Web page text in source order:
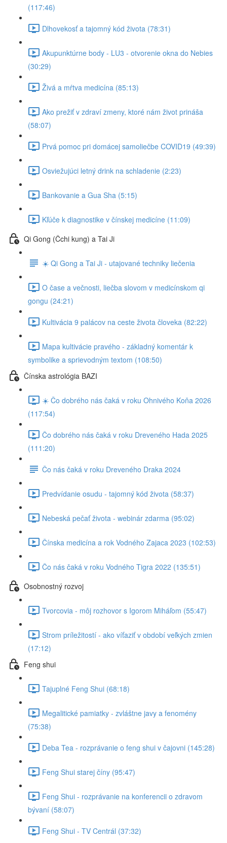
(117:46)
Dlhovekosť a tajomný kód života (78:31)
Akupunktúrne body - LU3 - otvorenie okna do Nebies
(30:29)
Živá a mŕtva medicína (85:13)
Ako prežiť v zdraví zmeny, ktoré nám život prináša
(58:07)
Prvá pomoc pri domácej samoliečbe COVID19 (49:39)
Osviežujúci letný drink na schladenie (2:23)
Bankovanie a Gua Sha (5:15)
Kľúče k diagnostike v čínskej medicíne (11:09)
Qi Gong (Čchi kung) a Tai Ji
☀️ Qi Gong a Tai Ji - utajované techniky liečenia
O čase a večnosti, liečba slovom v medicínskom qi
gongu (24:21)
Kultivácia 9 palácov na ceste života človeka (82:22)
Mapa kultivácie pravého - základný komentár k
symbolike a sprievodným textom (108:50)
Čínska astrológia BAZI
☀️ Čo dobrého nás čaká v roku Ohnivého Koňa 2026
(117:54)
Čo dobrého nás čaká v roku Dreveného Hada 2025
(111:20)
Čo nás čaká v roku Dreveného Draka 2024
Predvídanie osudu - tajomný kód života (58:37)
Nebeská pečať života - webinár zdarma (95:02)
Čínska medicína a rok Vodného Zajaca 2023 (102:53)
Čo nás čaká v roku Vodného Tigra 2022 (135:51)
Osobnostný rozvoj
Tvorcovia - môj rozhovor s Igorom Miháľom (55:47)
Strom príležitostí - ako víťaziť v období veľkých zmien
(17:12)
Feng shui
Tajuplné Feng Shui (68:18)
Megalitické pamiatky - zvláštne javy a fenomény
(75:38)
Deba Tea - rozprávanie o feng shui v čajovni (145:28)
Feng Shui starej číny (95:47)
Feng Shui - rozprávanie na konferencii o zdravom
bývaní (58:07)
Feng Shui - TV Centrál (37:32)